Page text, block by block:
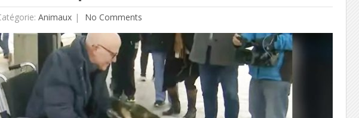
Animaux No Comments